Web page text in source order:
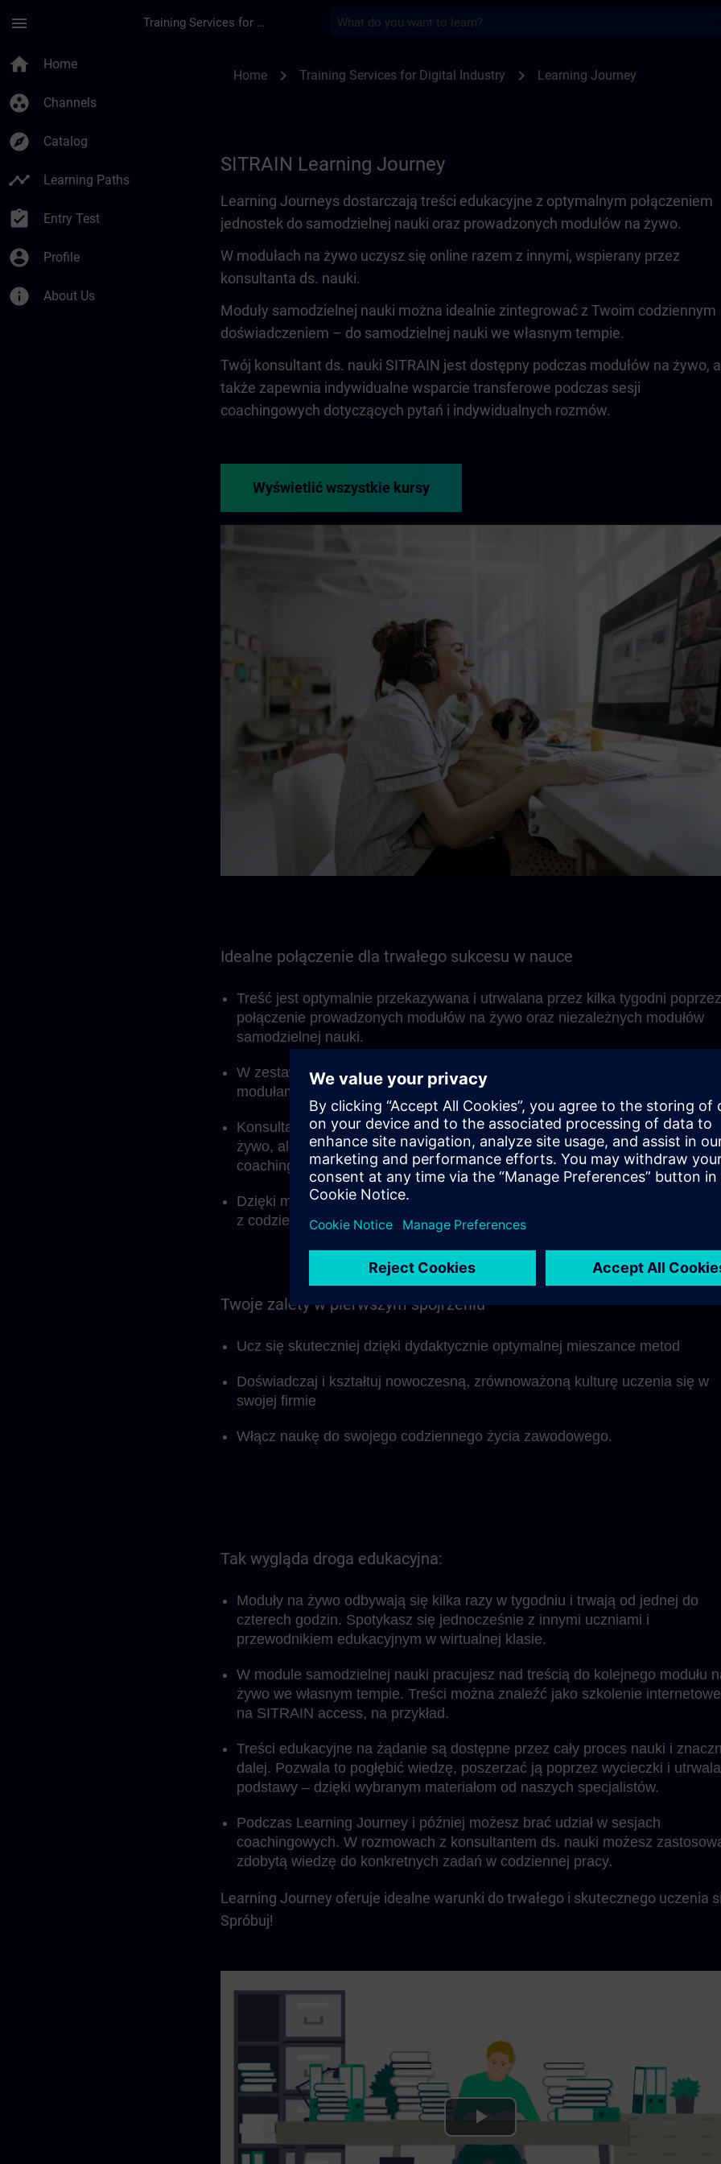
menu Training Services for Digital Industries
home Home
group_work Channels
explore Catalog
timeline Learning Paths
assignment_turned_in Entry Test
account_circle Profile
info About Us
Home chevron_right Training Services for Digital Industry chevron_right Learning Journey
SITRAIN Learning Journey
Learning Journeys dostarczają treści edukacyjne z optymalnym połączeniem
jednostek do samodzielnej nauki oraz prowadzonych modułów na żywo.
W modułach na żywo uczysz się online razem z innymi, wspierany przez
konsultanta ds. nauki.
Moduły samodzielnej nauki można idealnie zintegrować z Twoim codziennym
doświadczeniem – do samodzielnej nauki we własnym tempie.
Twój konsultant ds. nauki SITRAIN jest dostępny podczas modułów na żywo, a
także zapewnia indywidualne wsparcie transferowe podczas sesji
coachingowych dotyczących pytań i indywidualnych rozmów.
Wyświetlić wszystkie kursy
Idealne połączenie dla trwałego sukcesu w nauce
Treść jest optymalnie przekazywana i utrwalana przez kilka tygodni poprzez
połączenie prowadzonych modułów na żywo oraz niezależnych modułów
samodzielnej nauki.
W zestawie znajduje się Learning Membership umożliwiające pracę nad
modułami samodzielnej nauki oraz dostęp do treści na żądanie.
Konsultant ds. nauki SITRAIN jest oczywiście dostępny podczas modułów
żywo, ale także do pytań i indywidualnych rozmów podczas sesji
coachingowych.
Dzięki modułowej strukturze jednostki edukacyjne można idealnie
z codzienną pracą i dostosować do własnego tempa nauki.
Twoje zalety w pierwszym spojrzeniu
Ucz się skuteczniej dzięki dydaktycznie optymalnej mieszance metod
Doświadczaj i kształtuj nowoczesną, zrównoważoną kulturę uczenia się w
swojej firmie
Włącz naukę do swojego codziennego życia zawodowego.
Tak wygląda droga edukacyjna:
Moduły na żywo odbywają się kilka razy w tygodniu i trwają od jednej do
czterech godzin. Spotykasz się jednocześnie z innymi uczniami i
przewodnikiem edukacyjnym w wirtualnej klasie.
W module samodzielnej nauki pracujesz nad treścią do kolejnego modułu
żywo we własnym tempie. Treści można znaleźć jako szkolenie internetowe
na SITRAIN access, na przykład.
Treści edukacyjne na żądanie są dostępne przez cały proces nauki i
dalej. Pozwala to pogłębić wiedzę, poszerzać ją poprzez wycieczki i
podstawy – dzięki wybranym materiałom od naszych specjalistów.
Podczas Learning Journey i później możesz brać udział w sesjach
coachingowych. W rozmowach z konsultantem ds. nauki możesz
zdobytą wiedzę do konkretnych zadań w codziennej pracy.
Learning Journey oferuje idealne warunki do trwałego i skutecznego uczenia
Spróbuj!
Play